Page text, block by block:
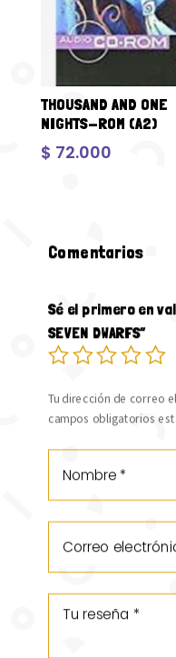
THOUSAND AND ONE
NIGHTS-ROM (A2)
$ 72.000
Comentarios
Sé el primero en
SEVEN DWARFS”
Tu dirección de correo
campos obligatorios